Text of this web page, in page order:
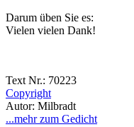
Darum üben Sie es:
Vielen vielen Dank!
Text Nr.: 70223
Copyright
Autor: Milbradt
...mehr zum Gedicht